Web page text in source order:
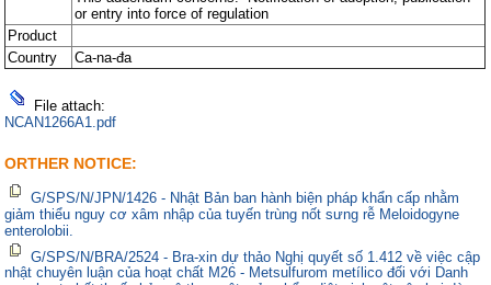
or entry into force of regulation
Product
Country
Ca-na-đa
File attach:
NCAN1266A1.pdf
ORTHER NOTICE:
G/SPS/N/JPN/1426 - Nhật Bản ban hành biện pháp khẩn cấp nhằm
giảm thiểu nguy cơ xâm nhập của tuyến trùng nốt sưng rễ Meloidogyne
enterolobii.
G/SPS/N/BRA/2524 - Bra-xin dự thảo Nghị quyết số 1.412 về việc cập
nhật chuyên luận của hoạt chất M26 - Metsulfurom metílico đối với Danh